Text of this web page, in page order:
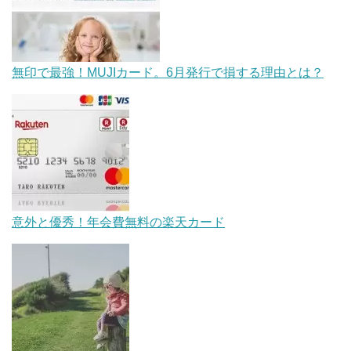
無印で最強！MUJIカード。6月発行で損する理由とは？
意外と優秀！年会費無料の楽天カード